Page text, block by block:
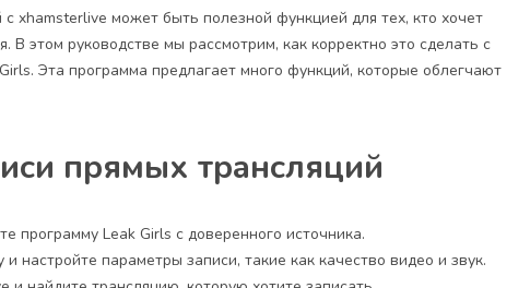
xhamsterlive может быть полезной функцией для тех, кто хочет
В этом руководстве мы рассмотрим, как корректно это сделать с
Эта программа предлагает много функций, которые облегчают
прямых трансляций
программу Leak Girls с доверенного источника.
и настройте параметры записи, такие как качество видео и звук.